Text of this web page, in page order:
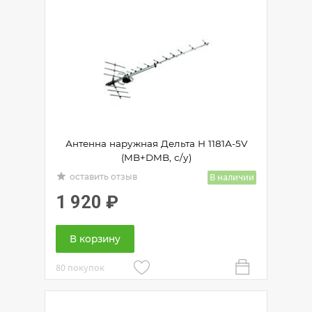
Антенна наружная Дельта Н 1181А-5V
(MB+DMB, с/у)
grade оставить отзыв В наличии
1 920 ₽
В корзину
80 покупок